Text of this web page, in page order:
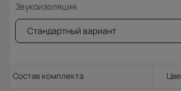
Звукоизоляция
Стандартный вариант
Состав комплекта